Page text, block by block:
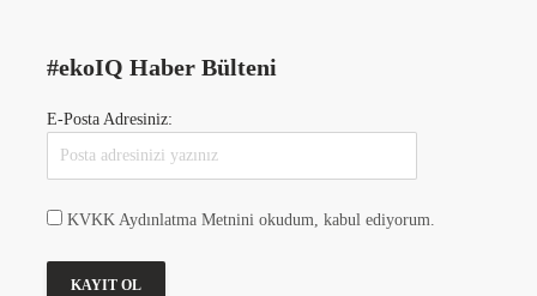
#ekoIQ Haber Bülteni
E-Posta Adresiniz:
KVKK Aydınlatma Metnini okudum, kabul ediyorum.